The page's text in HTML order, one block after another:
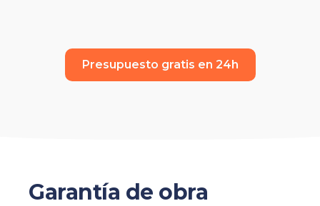
Presupuesto gratis en 24h
Garantía de obra